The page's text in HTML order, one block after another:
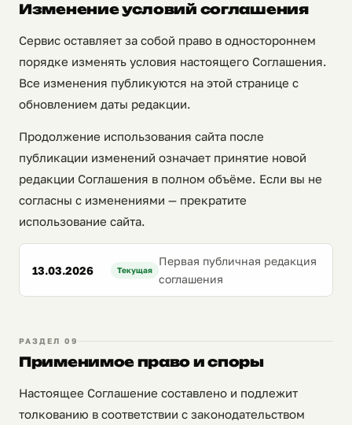
Изменение условий соглашения
Сервис оставляет за собой право в одностороннем
порядке изменять условия настоящего Соглашения.
Все изменения публикуются на этой странице с
обновлением даты редакции.
Продолжение использования сайта после
публикации изменений означает принятие новой
редакции Соглашения в полном объёме. Если вы не
согласны с изменениями — прекратите
использование сайта.
13.03.2026 Текущая
Первая публичная редакция
соглашения
РАЗДЕЛ 09
Применимое право и споры
Настоящее Соглашение составлено и подлежит
толкованию в соответствии с законодательством